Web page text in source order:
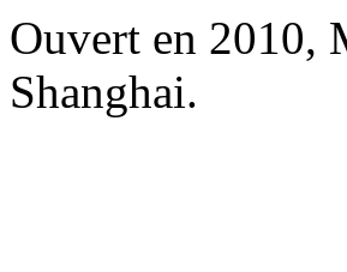
Ouvert en 2010,
Shanghai.